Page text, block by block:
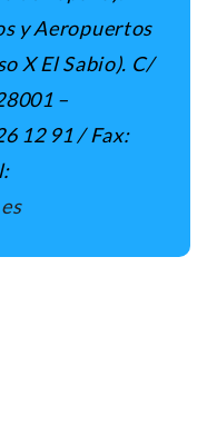
y Aeropuertos
X El Sabio). C/
–
12 91 / Fax: